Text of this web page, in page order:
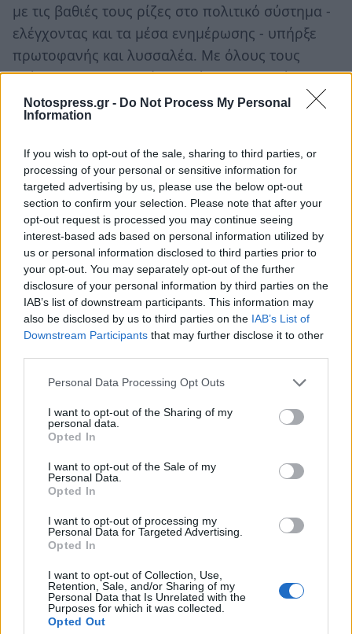
Notospress.gr - Do Not Process My Personal
Information
If you wish to opt-out of the sale, sharing to third parties, or
processing of your personal or sensitive information for
targeted advertising by us, please use the below opt-out
section to confirm your selection. Please note that after your
opt-out request is processed you may continue seeing
interest-based ads based on personal information utilized by
us or personal information disclosed to third parties prior to
your opt-out. You may separately opt-out of the further
disclosure of your personal information by third parties on the
IAB’s list of downstream participants. This information may
also be disclosed by us to third parties on the IAB’s List of
Downstream Participants that may further disclose it to other
Personal Data Processing Opt Outs
I want to opt-out of the Sharing of my
personal data.
Opted In
I want to opt-out of the Sale of my
Personal Data.
Opted In
I want to opt-out of processing my
Personal Data for Targeted Advertising.
Opted In
I want to opt-out of Collection, Use,
Retention, Sale, and/or Sharing of my
Personal Data that Is Unrelated with the
Purposes for which it was collected.
Opted Out
με τις βαθιές τους ρίζες στο πολιτικό σύστημα -
ελέγχοντας και τα μέσα ενημέρωσης - υπήρξε
πρωτοφανής και λυσσαλέα. Με όλους τους
τρόπους και με αιχμή του δόρατος την τότε
αξιωματική αντιπολίτευση πολέμησαν την
Κυβέρνηση και προσπάθησαν να καταργήσουν
Μετά την ψήφιση του νόμου ο αρμόδιος
επίτροπος της Ε.Ε. απεφάνθη ότι ο νόμος δεν
είναι συμβατός με την πολιτική μας περί
ανταγωνισμού. Η ντόπια και η ευρωπαϊκή
διαπλοκή είχαν θριαμβεύσει.
Όμως το Δικαστήριο των Ευρωπαϊκών
Κοινοτήτων μετά από προσφυγή της
Κυβέρνησης δικαίωσε, αρκετά αργότερα, το
νόμο για το βασικό μέτοχο.
Η νέα Κυβέρνηση έχει δεσμευτεί ότι θα δοθούν
οριστικές άδειες για τα ΜΜΕ μετά από
διαγωνισμό και αξιολόγηση. Θα ακολουθήσει
την επιταγή του Συντάγματος ή θα συντηρεί και
έμμεσα θα στηρίζει τους καναλάρχες, οι οποίοι
αρνούνται να πληρώσουν; Θα κόψει τις
τους προμηθευτές του Δημοσίου; Θα αναδείξει
πώς εξυπηρετούνται τα τεράστια ποσά των
δανείων που κατά καιρούς έχουν δοθεί στους